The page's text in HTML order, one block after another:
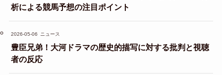
析による競馬予想の注目ポイント
2026-05-06 ニュース
豊臣兄弟！大河ドラマの歴史的描写に対する批判と視聴
者の反応